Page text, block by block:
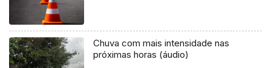
Chuva com mais intensidade nas
próximas horas (áudio)